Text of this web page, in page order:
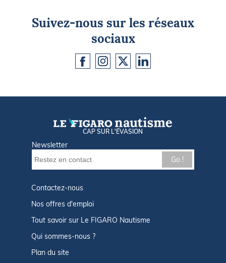
Suivez-nous sur les réseaux
sociaux
CAP SUR L'ÉVASION
Newsletter
Go !
Contactez-nous
Nos offres d'emploi
Tout savoir sur Le FIGARO Nautisme
Qui sommes-nous ?
Plan du site